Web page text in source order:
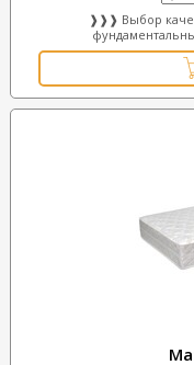
❱❱❱ Выбор